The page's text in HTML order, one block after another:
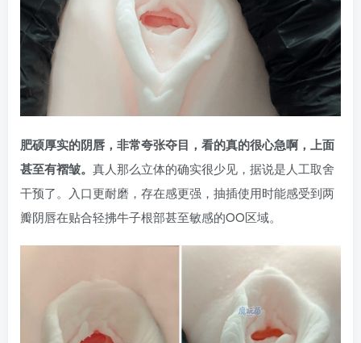
肥硕厚实的阴唇，非常夸张夺目，看的真的很心急啊，上面
甚至有褶皱。 真人那么立体的确实很少见，据说是人工取舍
干预了。入口更耐磨，存在感更强，抽插使用时能感受到两
瓣阴唇在贴合轻拂牛子根部甚至敏感的OO区域。